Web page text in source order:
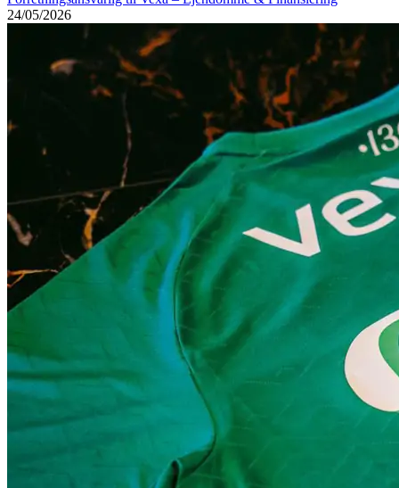
24/05/2026